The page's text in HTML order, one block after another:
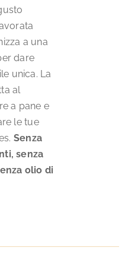
a una
dare
unica. La
al
a pane e
le tue
Senza
senza
olio di